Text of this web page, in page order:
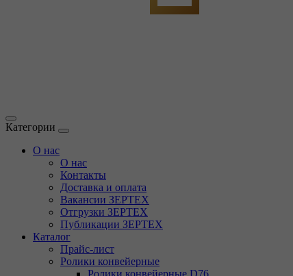
Категории
О нас
О нас
Контакты
Доставка и оплата
Вакансии ЗЕРТЕХ
Отгрузки ЗЕРТЕХ
Публикации ЗЕРТЕХ
Каталог
Прайс-лист
Ролики конвейерные
Ролики конвейерные D76